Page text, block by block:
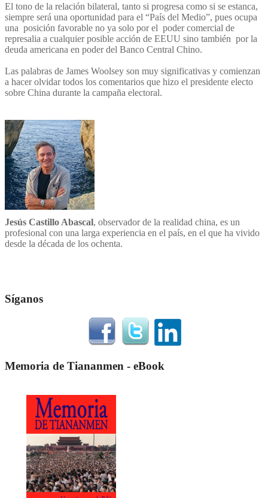
El tono de la relación bilateral, tanto si progresa como si se estanca,
siempre será una oportunidad para el “País del Medio”, pues ocupa
una posición favorable no ya solo por el poder comercial de
represalia a cualquier posible acción de EEUU sino también por la
deuda americana en poder del Banco Central Chino.
Las palabras de James Woolsey son muy significativas y comienzan
a hacer olvidar todos los comentarios que hizo el presidente electo
sobre China durante la campaña electoral.
Jesús Castillo Abascal, observador de la realidad china, es un
profesional con una larga experiencia en el país, en el que ha vivido
desde la década de los ochenta.
Síganos
Memoria de Tiananmen - eBook